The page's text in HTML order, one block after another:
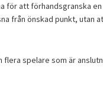
för att förhandsgranska
från önskad punkt, utan
spelare som är